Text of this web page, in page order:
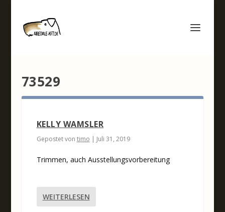
73529
KELLY WAMSLER
Gepostet von timo | Juli 31, 2019
Trimmen, auch Ausstellungsvorbereitung
WEITERLESEN